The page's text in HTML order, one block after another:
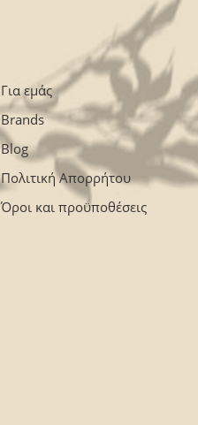
Για εμάς
Brands
Blog
Πολιτική Απορρήτου
Όροι και προϋποθέσεις